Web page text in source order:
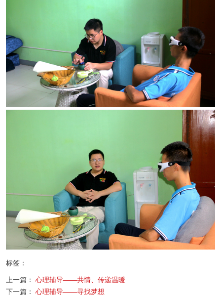
标签：
上一篇：
心理辅导——共情、传递温暖
下一篇：
心理辅导——寻找梦想